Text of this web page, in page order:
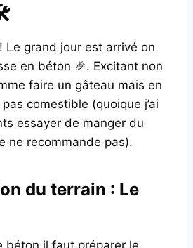
Le grand jour est arrivé on
en béton 🎉. Excitant non
faire un gâteau mais en
comestible (quoique j’ai
essayer de manger du
ne recommande pas).
du terrain : Le
béton il faut préparer le